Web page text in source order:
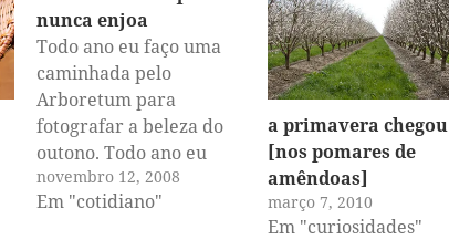
nunca enjoa
Todo ano eu faço uma
caminhada pelo
Arboretum para
fotografar a beleza do
outono. Todo ano eu
publico essas fotos do
outono nos meus blogs.
novembro 12, 2008
Em "cotidiano"
a primavera chegou
[nos pomares de
amêndoas]
março 7, 2010
Em "curiosidades"